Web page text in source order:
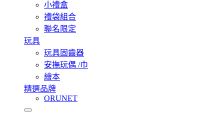
小禮盒
禮袋組合
聯名限定
玩具
玩具固齒器
安撫玩偶 /巾
繪本
精選品牌
ORUNET